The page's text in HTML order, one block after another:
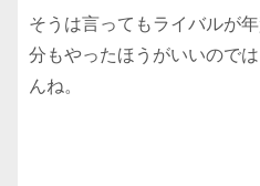
そうは言ってもライバルが
分もやったほうがいいので
んね。